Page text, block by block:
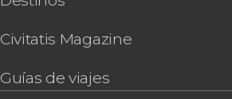
Civitatis Magazine
Guías de viajes